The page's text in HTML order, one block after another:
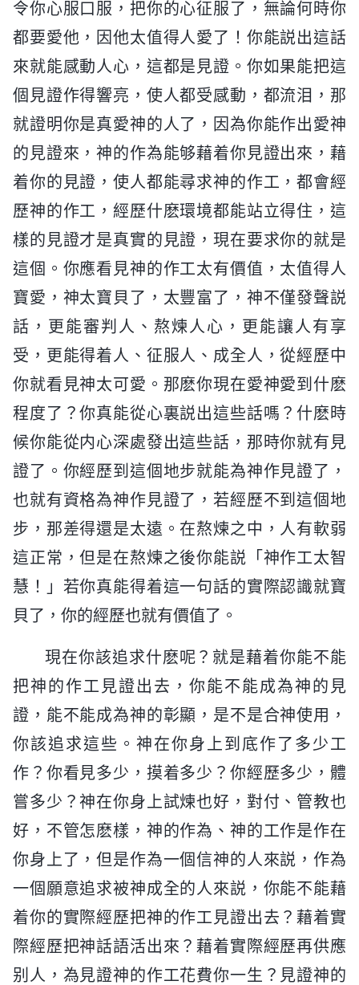
令你心服口服，把你的心征服了，無論何時你
都要愛他，因他太值得人愛了！你能説出這話
來就能感動人心，這都是見證。你如果能把這
個見證作得響亮，使人都受感動，都流泪，那
就證明你是真愛神的人了，因為你能作出愛神
的見證來，神的作為能够藉着你見證出來，藉
着你的見證，使人都能尋求神的作工，都會經
歷神的作工，經歷什麽環境都能站立得住，這
樣的見證才是真實的見證，現在要求你的就是
這個。你應看見神的作工太有價值，太值得人
寶愛，神太寶貝了，太豐富了，神不僅發聲説
話，更能審判人、熬煉人心，更能讓人有享
受，更能得着人、征服人、成全人，從經歷中
你就看見神太可愛。那麽你現在愛神愛到什麽
程度了？你真能從心裏説出這些話嗎？什麽時
候你能從内心深處發出這些話，那時你就有見
證了。你經歷到這個地步就能為神作見證了，
也就有資格為神作見證了，若經歷不到這個地
步，那差得還是太遠。在熬煉之中，人有軟弱
這正常，但是在熬煉之後你能説「神作工太智
慧！」若你真能得着這一句話的實際認識就寶
貝了，你的經歷也就有價值了。
現在你該追求什麽呢？就是藉着你能不能
把神的作工見證出去，你能不能成為神的見
證，能不能成為神的彰顯，是不是合神使用，
你該追求這些。神在你身上到底作了多少工
作？你看見多少，摸着多少？你經歷多少，體
嘗多少？神在你身上試煉也好，對付、管教也
好，不管怎麽樣，神的作為、神的工作是作在
你身上了，但是作為一個信神的人來説，作為
一個願意追求被神成全的人來説，你能不能藉
着你的實際經歷把神的作工見證出去？藉着實
際經歷把神話語活出來？藉着實際經歷再供應
别人，為見證神的作工花費你一生？見證神的